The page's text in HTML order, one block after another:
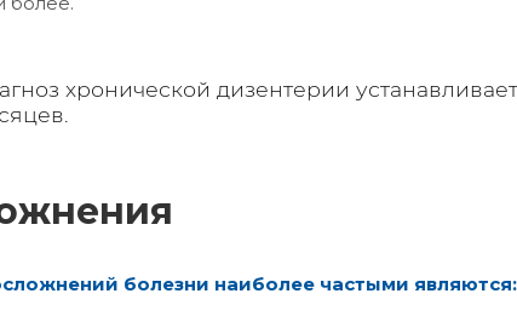
хронической дизентерии
болезни наиболее частыми являются: